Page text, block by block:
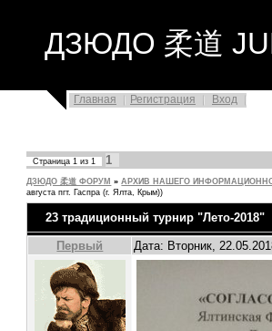
ДЗЮДО 柔道
Главная Регистрация Вход
Страница1 из1 1
ДЗЮДО 柔道 ФОРУМ » АРХИВ НАШЕГО
августа пгт. Гаспра (г. Ялта, Крым))
23 традиционный турнир "Лето-2018"
Первый Дата: Вторник,